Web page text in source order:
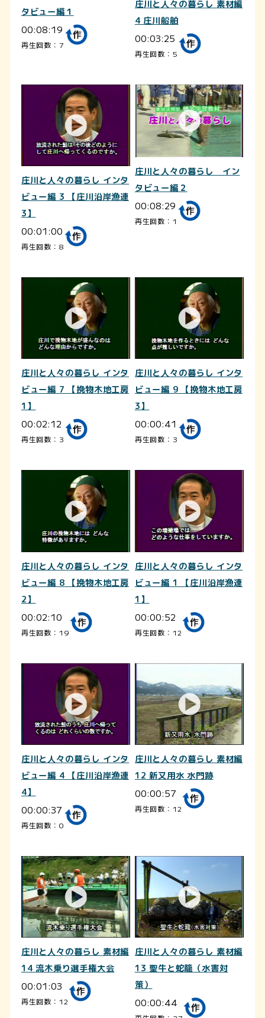
タビュー編１
00:08:19
再生回数：7
庄川と人々の暮らし 素材編
4 庄川船舶
00:03:25
再生回数：5
庄川と人々の暮らし インタ
ビュー編 3 【庄川沿岸漁連
3】
00:01:00
再生回数：8
庄川と人々の暮らし イン
タビュー編２
00:08:29
再生回数：1
庄川と人々の暮らし インタ
ビュー編 7 【挽物木地工房
1】
00:02:12
再生回数：3
庄川と人々の暮らし インタ
ビュー編 9 【挽物木地工房
3】
00:00:41
再生回数：3
庄川と人々の暮らし インタ
ビュー編 8 【挽物木地工房
2】
00:02:10
再生回数：19
庄川と人々の暮らし インタ
ビュー編 1 【庄川沿岸漁連
1】
00:00:52
再生回数：12
庄川と人々の暮らし インタ
ビュー編 4 【庄川沿岸漁連
4】
00:00:37
再生回数：0
庄川と人々の暮らし 素材編
12 新又用水 水門跡
00:00:57
再生回数：12
庄川と人々の暮らし 素材編
14 流木乗り選手権大会
00:01:03
再生回数：12
庄川と人々の暮らし 素材編
13 聖牛と蛇籠（水害対
策）
00:00:44